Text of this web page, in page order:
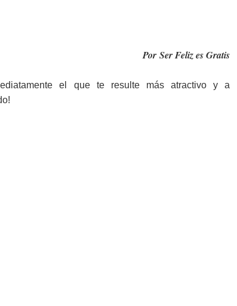
Por Ser Feliz es Gratis
el que te resulte más atractivo y a